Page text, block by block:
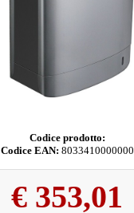
Codice prodotto:
Codice EAN: 8033410000000
€ 353,01